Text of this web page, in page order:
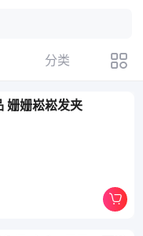
分类
姗姗崧崧发夹